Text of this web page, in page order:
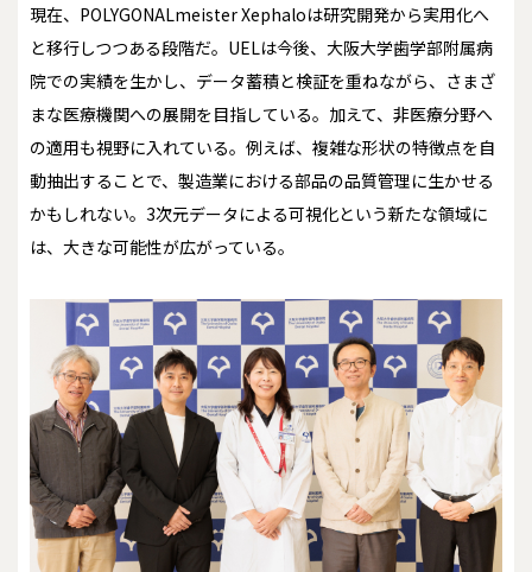
現在、POLYGONALmeister Xephaloは研究開発から実用化へ
と移行しつつある段階だ。UELは今後、大阪大学歯学部附属病
院での実績を生かし、データ蓄積と検証を重ねながら、さまざ
まな医療機関への展開を目指している。加えて、非医療分野へ
の適用も視野に入れている。例えば、複雑な形状の特徴点を自
動抽出することで、製造業における部品の品質管理に生かせる
かもしれない。3次元データによる可視化という新たな領域に
は、大きな可能性が広がっている。